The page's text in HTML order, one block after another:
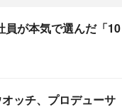
員が本気で選んだ「10
オッチ、プロデューサ